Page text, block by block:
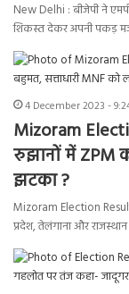
New Delhi : बीजेपी ने
शिकस्त देकर अपनी पकड़
4 December 2023 -
Mizoram
रुझानों में ZPM
झटका ?
Mizoram Election
प्रदेश, तेलंगाना और